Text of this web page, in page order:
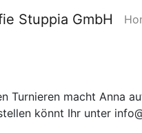
Stuppia GmbH
Turnieren macht Anna
könnt Ihr unter